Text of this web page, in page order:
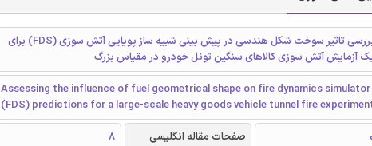
بررسی تاثیر سوخت شکل هندسی در پیش بینی شبیه ساز پویایی آتش سوزی (FDS) برای
آزمایش آتش سوزی کالاهای سنگین تونل خودرو در مقیاس بزرگ
Assessing the influence of fuel geometrical shape on fire dynamics simulator
(FDS) predictions for a large-scale heavy goods vehicle tunnel fire
صفحات مقاله انگلیسی
8